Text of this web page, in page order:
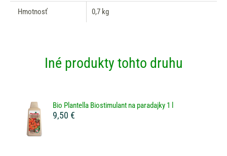
Hmotnosť 0,7 kg
Iné produkty tohto druhu
Bio Plantella Biostimulant na paradajky 1 l
9,50 €